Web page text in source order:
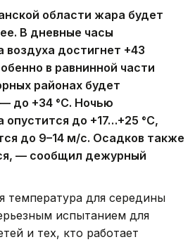
области жара будет
В дневные часы
воздуха достигнет +43
в равнинной части
районах будет
до +34 °C. Ночью
опустится до +17…+25 °C,
до 9–14 м/с. Осадков также
— сообщил дежурный
температура для середины
испытанием для
и тех, кто работает